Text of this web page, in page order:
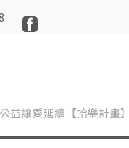
益讓愛延續【拾樂計畫